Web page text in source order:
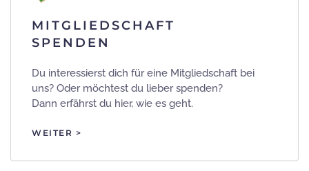
MITGLIEDSCHAFT
SPENDEN
Du interessierst dich für eine Mitgliedschaft bei
uns? Oder möchtest du lieber spenden?
Dann erfährst du hier, wie es geht.
WEITER >